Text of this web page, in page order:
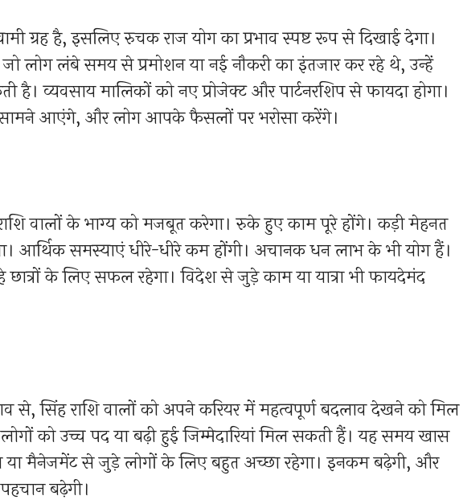
ग्रह है, इसलिए रुचक राज योग का प्रभाव स्पष्ट रूप से दिखाई देगा।
लोग लंबे समय से प्रमोशन या नई नौकरी का इंतजार कर रहे थे, उन्हें
व्यवसाय मालिकों को नए प्रोजेक्ट और पार्टनरशिप से फायदा होगा।
आएंगे, और लोग आपके फैसलों पर भरोसा करेंगे।
वालों के भाग्य को मजबूत करेगा। रुके हुए काम पूरे होंगे। कड़ी मेहनत
आर्थिक समस्याएं धीरे-धीरे कम होंगी। अचानक धन लाभ के भी योग हैं।
के लिए सफल रहेगा। विदेश से जुड़े काम या यात्रा भी फायदेमंद
से, सिंह राशि वालों को अपने करियर में महत्वपूर्ण बदलाव देखने को मिल
को उच्च पद या बढ़ी हुई जिम्मेदारियां मिल सकती हैं। यह समय खास
या मैनेजमेंट से जुड़े लोगों के लिए बहुत अच्छा रहेगा। इनकम बढ़ेगी, और
बढ़ेगी।